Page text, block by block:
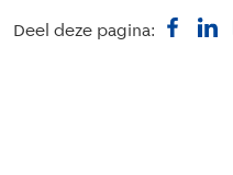
Deel deze pagina: